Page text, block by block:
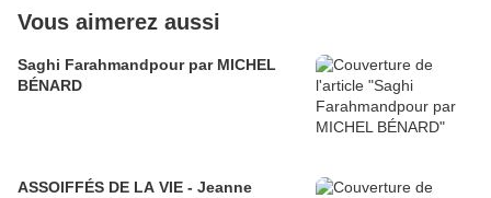
Vous aimerez aussi
Saghi Farahmandpour par MICHEL
BÉNARD
ASSOIFFÉS DE LA VIE - Jeanne